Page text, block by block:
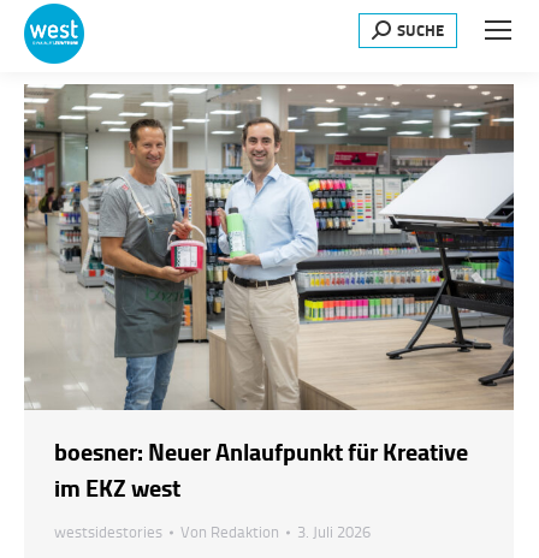
Search:
SUCHE
boesner: Neuer Anlaufpunkt für Kreative
im EKZ west
westsidestories Von Redaktion 3. Juli 2026